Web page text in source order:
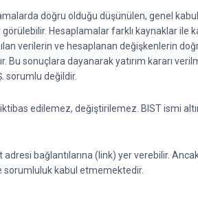
doğru olduğu düşünülen, genel
Hesaplamalar farklı kaynaklar ile
verilerin ve hesaplanan değişkenlerin
Bu sonuçlara dayanarak yatırım kararı
sorumlu değildir.
edilemez, değiştirilemez. BIST ismi
bağlantılarına (link) yer verebilir.
sorumluluk kabul etmemektedir.